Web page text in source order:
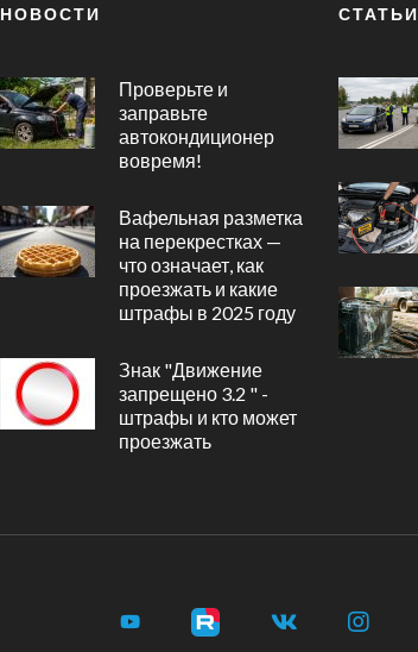
НОВОСТИ
Проверьте и
заправьте
автокондиционер
вовремя!
Вафельная разметка
на перекрестках —
что означает, как
проезжать и какие
штрафы в 2025 году
Знак "Движение
запрещено 3.2 " -
штрафы и кто может
проезжать
СТАТЬИ